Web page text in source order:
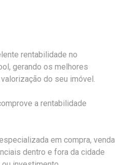
rentabilidade no
gerando os melhores
do seu imóvel.
a rentabilidade
em compra, venda
dentro e fora da cidade